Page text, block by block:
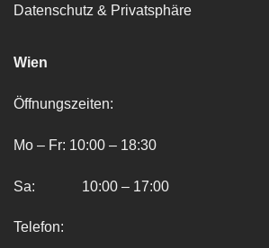
Datenschutz & Privatsphäre
Wien
Öffnungszeiten:
Mo – Fr: 10:00 – 18:30
Sa: 10:00 – 17:00
Telefon: